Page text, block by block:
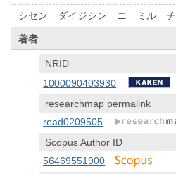
シセン ダイジシン ニ ミル
著者
NRID
1000090403930
researchmap permalink
read0209505
Scopus Author ID
56469551900